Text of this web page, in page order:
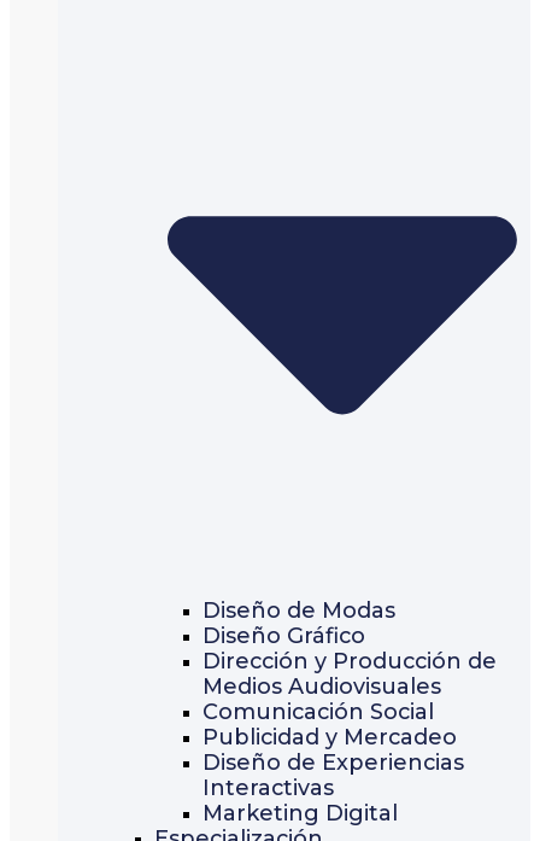
Diseño de Modas
Diseño Gráfico
Dirección y Producción de
Medios Audiovisuales
Comunicación Social
Publicidad y Mercadeo
Diseño de Experiencias
Interactivas
Marketing Digital